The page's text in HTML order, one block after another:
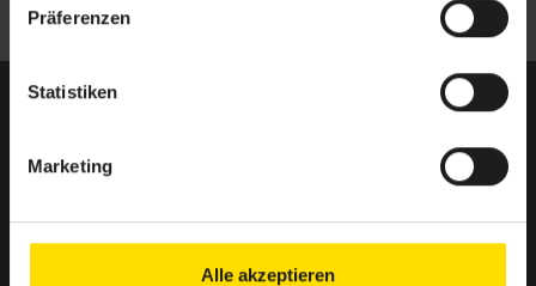
Präferenzen
Statistiken
Marketing
Alle akzeptieren
Zentrale
Hermann-Neuberger-Straße 3
Telefon: +49 681 6855-0
Telefax: +49 681 6855-100